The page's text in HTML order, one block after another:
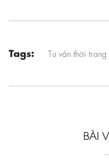
Tags: Tư vấn thời trang
BÀI